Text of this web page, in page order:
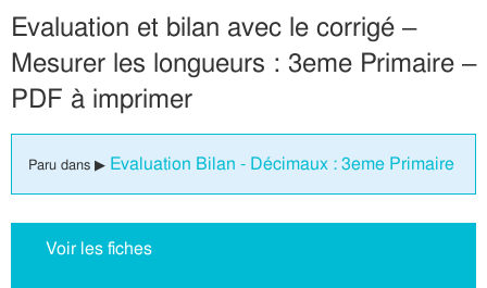
Evaluation et bilan avec le corrigé –
Mesurer les longueurs : 3eme Primaire –
PDF à imprimer
Paru dans ▶ Evaluation Bilan - Décimaux : 3eme Primaire
Voir les fiches